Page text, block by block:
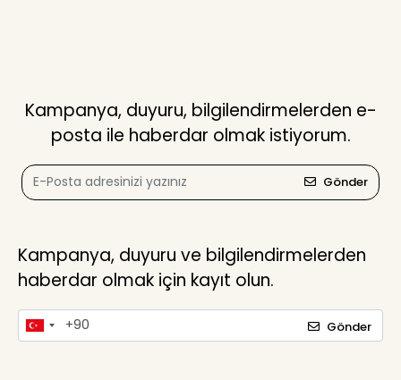
Kampanya, duyuru, bilgilendirmelerden e-
posta ile haberdar olmak istiyorum.
Gönder
Kampanya, duyuru ve bilgilendirmelerden
haberdar olmak için kayıt olun.
Gönder